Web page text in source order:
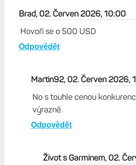
Brad, 02. Červen 2026, 10:00
Hovoří se o 500 USD
Odpovědět
Martin92, 02. Červen 2026,
No s touhle cenou
výrazně.
Odpovědět
Život s Garminem, 02.